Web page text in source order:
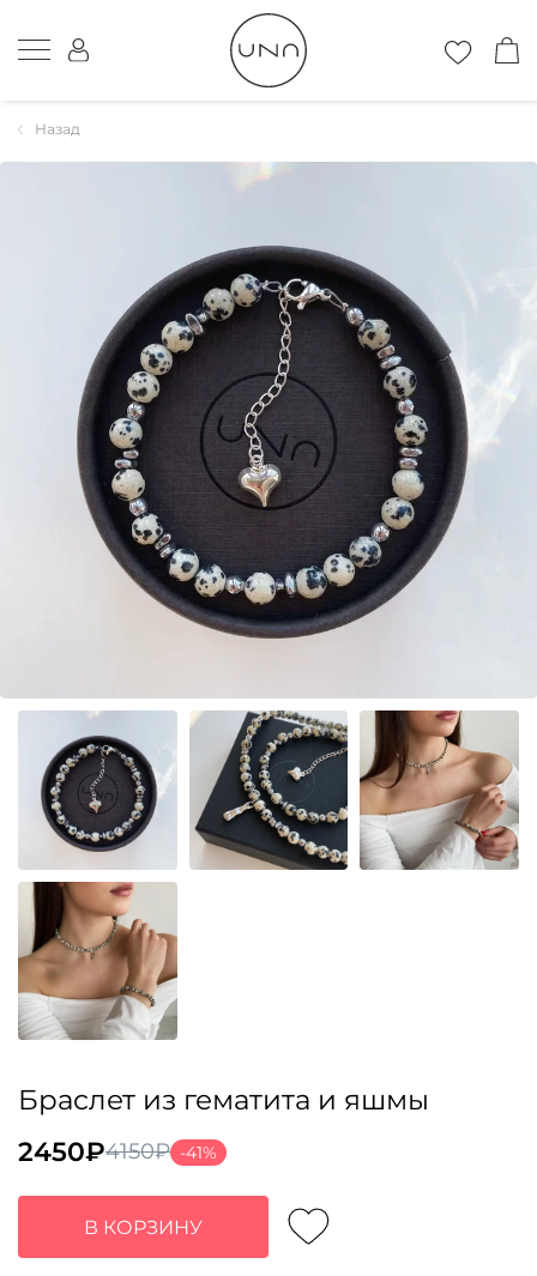
Назад
Браслет из гематита и яшмы
4150₽
Первоначальная
цена
составляла
4150₽.
2450₽
Текущая
цена:
2450₽.
-41%
В КОРЗИНУ